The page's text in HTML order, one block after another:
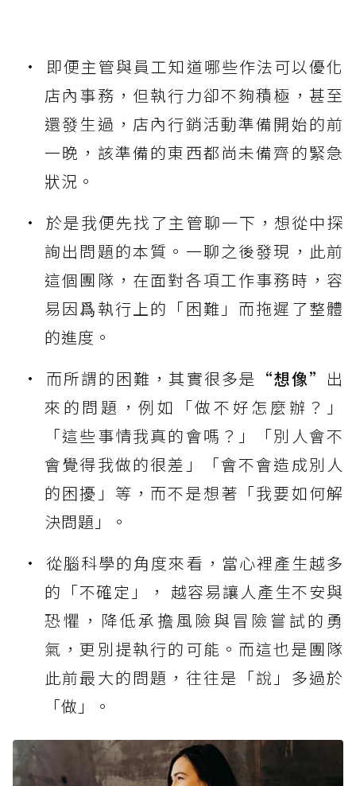
即便主管與員工知道哪些作法可以優化
店內事務，但執行力卻不夠積極，甚至
還發生過，店內行銷活動準備開始的前
一晚，該準備的東西都尚未備齊的緊急
狀況。
於是我便先找了主管聊一下，想從中探
詢出問題的本質。一聊之後發現，此前
這個團隊，在面對各項工作事務時，容
易因爲執行上的「困難」而拖遲了整體
的進度。
而所謂的困難，其實很多是 “想像” 出
來的問題，例如「做不好怎麼辦？」
「這些事情我真的會嗎？」「別人會不
會覺得我做的很差」「會不會造成別人
的困擾」等，而不是想著「我要如何解
決問題」。
從腦科學的角度來看，當心裡產生越多
的「不確定」， 越容易讓人產生不安與
恐懼，降低承擔風險與冒險嘗試的勇
氣，更別提執行的可能。而這也是團隊
此前最大的問題，往往是「說」多過於
「做」。